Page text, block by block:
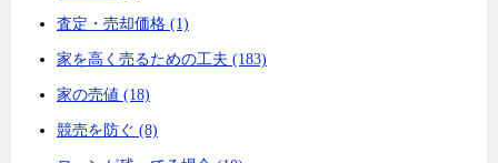
査定・売却価格 (1)
家を高く売るための工夫 (183)
家の売値 (18)
競売を防ぐ (8)